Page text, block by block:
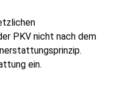
PKV nicht nach dem
ein.